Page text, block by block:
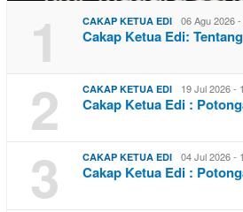
1 CAKAP KETUA EDI 06 Agu 2026
Cakap Ketua Edi:
2 CAKAP KETUA EDI 19 Jul 2026 -
Cakap Ketua Edi :
3 CAKAP KETUA EDI 04 Jul 2026 -
Cakap Ketua Edi :